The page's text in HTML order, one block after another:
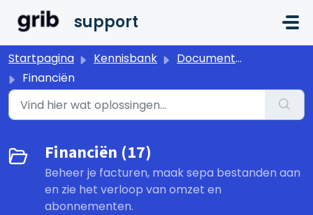
support
Startpagina Kennisbank
Documentatie
Financiën
Financiën (17)
Beheer je facturen, maak sepa bestanden aan
en zie het verloop van omzet en
abonnementen.